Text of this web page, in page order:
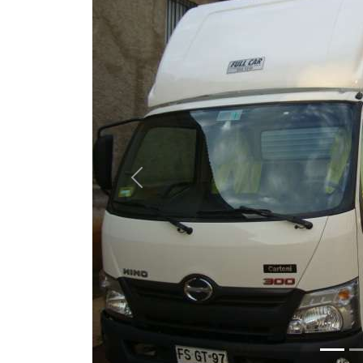
Previous